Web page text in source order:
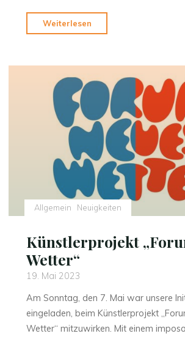
Weiterlesen
Einladung
unserer
Entdeckungs-
Tour
„Die
BaumWege“
im
Rahmen
des
12.
Sächsischen
Allgemein Neuigkeiten
Künstlerprojekt
Wetter“
19. Mai 2023
Am Sonntag, den 7. Mai war unsere
eingeladen, beim Künstlerprojekt
Wetter“ mitzuwirken. Mit einem